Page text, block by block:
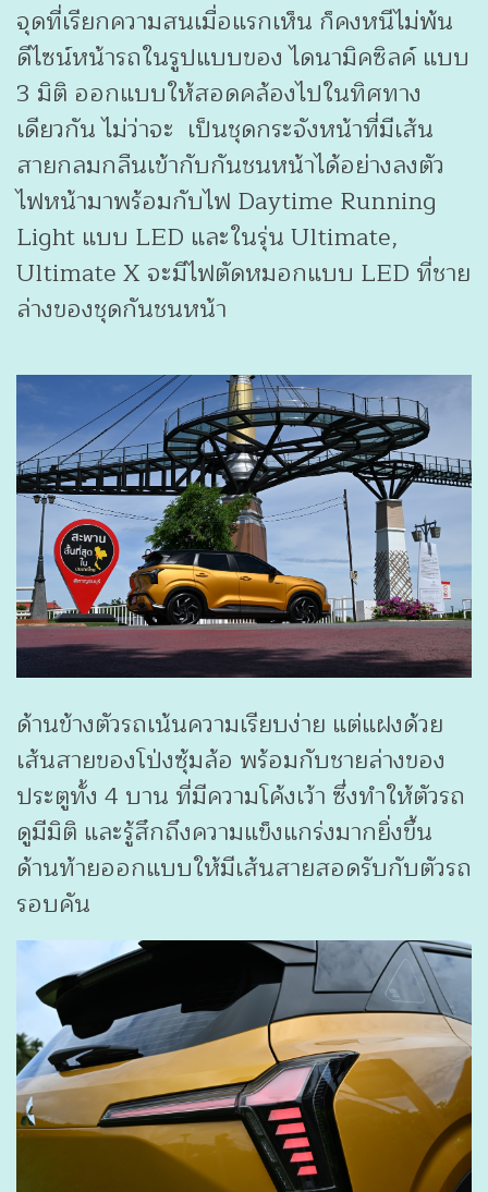
จุดที่เรียกความสนเมื่อแรกเห็น ก็คงหนีไม่พ้น
ดีไซน์หน้ารถในรูปแบบของ ไดนามิคซิลค์ แบบ
3 มิติ ออกแบบให้สอดคล้องไปในทิศทาง
เดียวกัน ไม่ว่าจะ เป็นชุดกระจังหน้าที่มีเส้น
สายกลมกลืนเข้ากับกันชนหน้าได้อย่างลงตัว
ไฟหน้ามาพร้อมกับไฟ Daytime Running
Light แบบ LED และในรุ่น Ultimate,
Ultimate X จะมีไฟตัดหมอกแบบ LED ที่ชาย
ล่างของชุดกันชนหน้า
ด้านข้างตัวรถเน้นความเรียบง่าย แต่แฝงด้วย
เส้นสายของโป่งซุ้มล้อ พร้อมกับชายล่างของ
ประตูทั้ง 4 บาน ที่มีความโค้งเว้า ซึ่งทำให้ตัวรถ
ดูมีมิติ และรู้สึกถึงความแข็งแกร่งมากยิ่งขึ้น
ด้านท้ายออกแบบให้มีเส้นสายสอดรับกับตัวรถ
รอบคัน